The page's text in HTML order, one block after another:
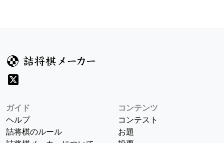
ガイド
ヘルプ
詰将棋のルール
コンテンツ
コンテスト
お題